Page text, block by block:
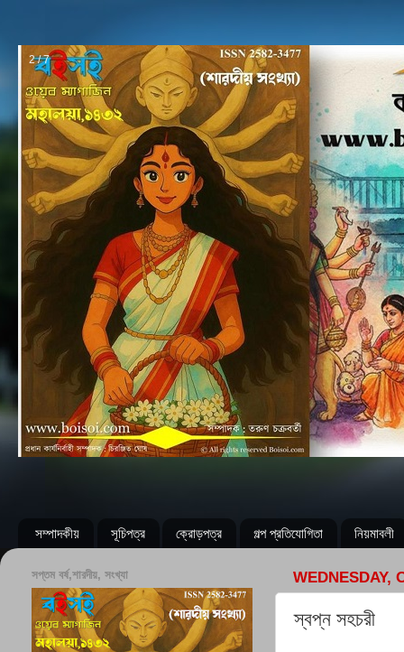
2 / 7
সম্পাদকীয় সূচিপত্র ক্রোড়পত্র গল্প প্রতিযোগিতা নিয়মাবলী
WEDNESDAY,
স্বপ্ন সহচরী
সপ্তম বর্ষ,শারদীয়, সংখ্যা